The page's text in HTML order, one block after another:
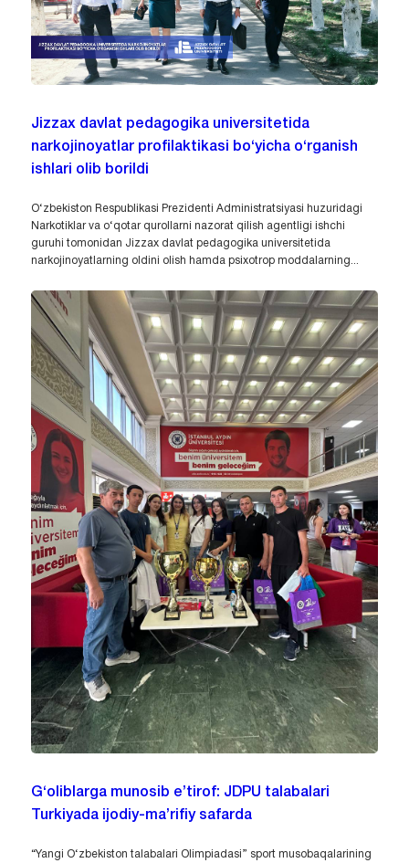
Jizzax davlat pedagogika universitetida
narkojinoyatlar profilaktikasi bo‘yicha o‘rganish
ishlari olib borildi
O‘zbekiston Respublikasi Prezidenti Administratsiyasi huzuridagi
Narkotiklar va o‘qotar qurollarni nazorat qilish agentligi ishchi
guruhi tomonidan Jizzax davlat pedagogika universitetida
narkojinoyatlarning oldini olish hamda psixotrop moddalarning...
G‘oliblarga munosib e’tirof: JDPU talabalari
Turkiyada ijodiy-ma’rifiy safarda
“Yangi O‘zbekiston talabalari Olimpiadasi” sport musobaqalarining